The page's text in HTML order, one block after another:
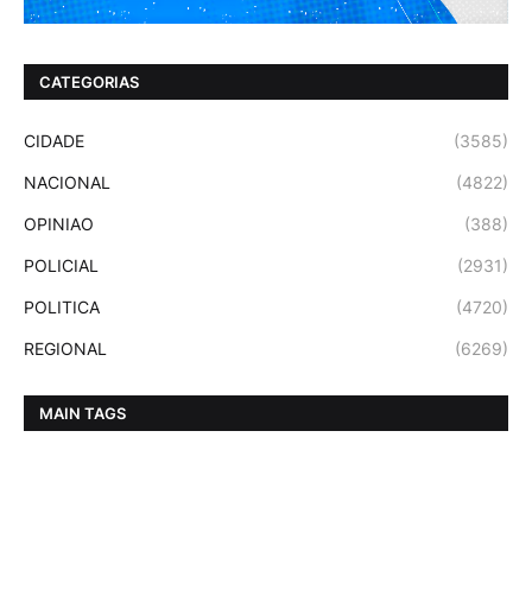
CATEGORIAS
CIDADE (3585)
NACIONAL (4822)
OPINIAO (388)
POLICIAL (2931)
POLITICA (4720)
REGIONAL (6269)
MAIN TAGS